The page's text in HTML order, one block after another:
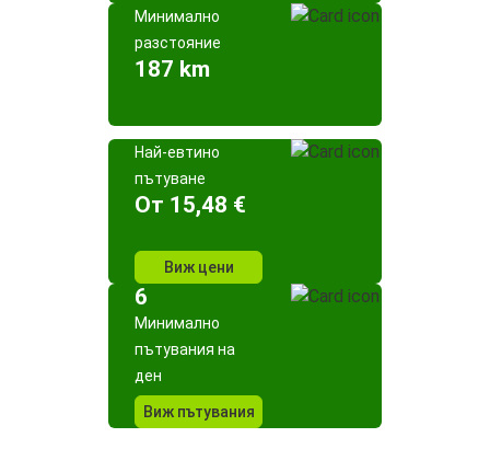
Минимално
разстояние
187 km
Най-евтино
пътуване
Oт 15,48 €
Виж цени
6
Минимално
пътувания на
ден
Виж пътувания